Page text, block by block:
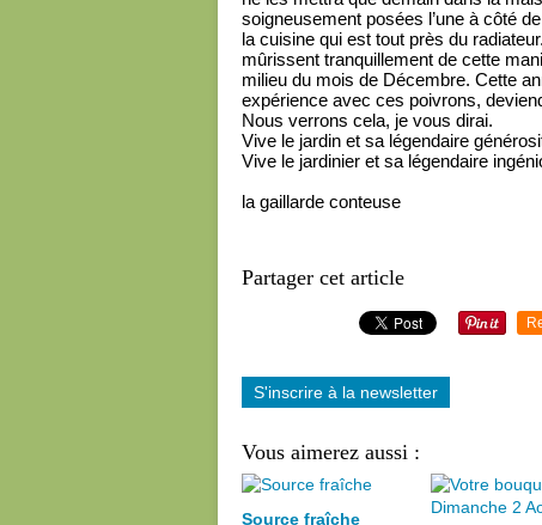
soigneusement posées l’une à côté
la cuisine qui est tout près du
mûrissent tranquillement de cette
milieu du mois de Décembre. Cette
expérience avec ces poivrons,
Nous verrons cela, je vous dirai.
Vive le jardin et sa légendaire
Vive le jardinier et sa légendaire
la gaillarde conteuse
Partager cet article
S'inscrire à la newsletter
Vous aimerez aussi :
Source fraîche